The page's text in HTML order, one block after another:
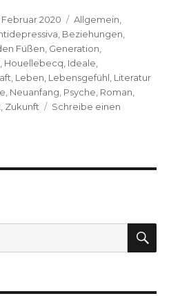
Februar 2020 Kategorien
Allgemein
Beziehungen
Füßen Generation
Houellebecq Ideale
Leben Lebensgefühl Literatur
Neuanfang Psyche Roman
Zukunft
Schreibe einen